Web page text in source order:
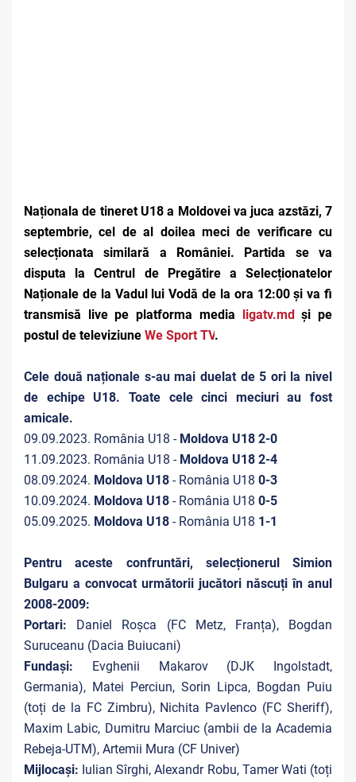
Naționala de tineret U18 a Moldovei va juca azstăzi, 7
septembrie, cel de al doilea meci de verificare cu
selecționata similară a României. Partida se va
disputa la Centrul de Pregătire a Selecționatelor
Naționale de la Vadul lui Vodă de la ora 12:00 și va fi
transmisă live pe platforma media
ligatv.md și pe
postul de televiziune We Sport TV.
Cele două naționale s-au mai duelat de 5 ori la nivel
de echipe U18. Toate cele cinci meciuri au fost
amicale.
09.09.2023. România U18 - Moldova U18 2-0
11.09.2023. România U18 - Moldova U18 2-4
08.09.2024. Moldova U18 - România U18 0-3
10.09.2024. Moldova U18 - România U18 0-5
05.09.2025. Moldova U18 - România U18 1-1
Pentru aceste confruntări, selecționerul Simion
Bulgaru a convocat următorii jucători născuți în anul
2008-2009:
Portari: Daniel Roșca (FC Metz, Franța), Bogdan
Suruceanu (Dacia Buiucani)
Fundași: Evghenii Makarov (DJK Ingolstadt,
Germania), Matei Perciun, Sorin Lipca, Bogdan Puiu
(toți de la FC Zimbru), Nichita Pavlenco (FC Sheriff),
Maxim Labic, Dumitru Marciuc (ambii de la Academia
Rebeja-UTM), Artemii Mura (CF Univer)
Mijlocași: Iulian Sîrghi, Alexandr Robu, Tamer Wati (toți